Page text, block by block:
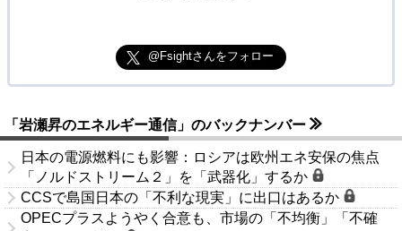
@Fsightさんをフォロー
「岩瀬昇のエネルギー通信」のバックナンバー
日本の電源燃料にも影響：ロシアは欧州エネ安保の焦点
「ノルドストリーム２」を「武器化」するか
CCSで島国日本の「不利な現実」に出口はあるか
OPECプラスようやく合意も、市場の「不均衡」「不確